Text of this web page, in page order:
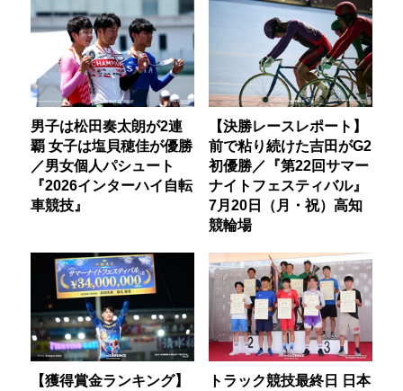
男子は松田奏太朗が2連
覇 女子は塩貝穂佳が優勝
／男女個人パシュート
『2026インターハイ自転
車競技』
【決勝レースレポート】
前で粘り続けた吉田がG2
初優勝／『第22回サマー
ナイトフェスティバル』
7月20日（月・祝）高知
競輪場
【獲得賞金ランキング】
トラック競技最終日 日本